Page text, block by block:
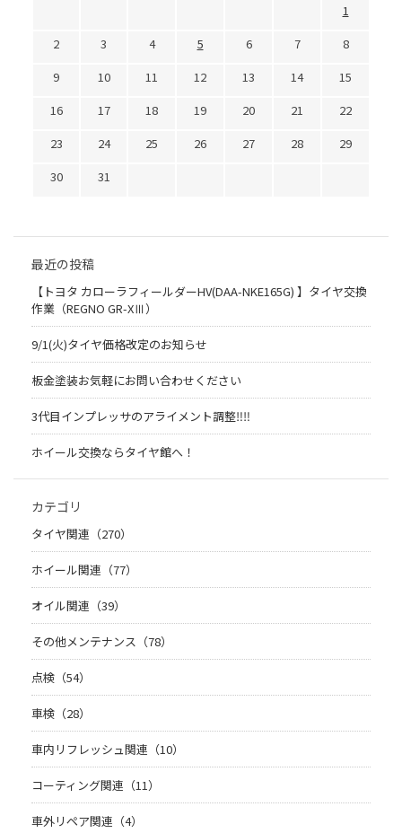
1
2
3 4 5 6 7
8
9
10 11 12 13 14
15
16
17 18 19 20 21
22
23
24 25 26 27 28
29
30
31
最近の投稿
【トヨタ カローラフィールダーHV(DAA-NKE165G) 】タイヤ交換
作業（REGNO GR-XⅢ）
9/1(火)タイヤ価格改定のお知らせ
板金塗装お気軽にお問い合わせください
3代目インプレッサのアライメント調整‼︎‼︎
ホイール交換ならタイヤ館へ！
カテゴリ
タイヤ関連（270）
ホイール関連（77）
オイル関連（39）
その他メンテナンス（78）
点検（54）
車検（28）
車内リフレッシュ関連（10）
コーティング関連（11）
車外リペア関連（4）